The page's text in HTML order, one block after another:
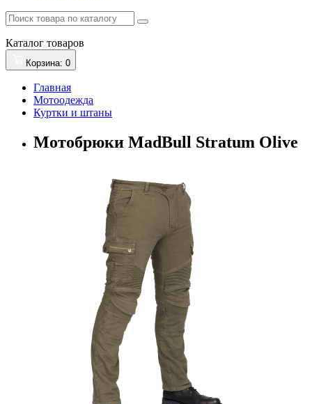
Каталог товаров
Корзина: 0
Главная
Мотоодежда
Куртки и штаны
Мотобрюки MadBull Stratum Olive